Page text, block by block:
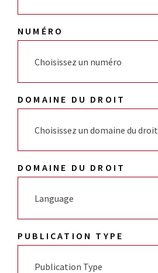
NUMÉRO
Choisissez un numéro
DOMAINE DU DROIT
Choisissez un domaine du droit
DOMAINE DU DROIT
Language
PUBLICATION TYPE
Publication Type